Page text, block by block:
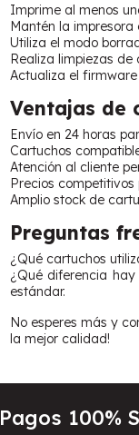
Imprime al menos
Mantén la
Utiliza el modo
Realiza limpiezas
Actualiza el
Ventajas de
Envío en 24 horas
Cartuchos
Atención al cliente
Precios
Amplio stock de
Preguntas
¿Qué cartuchos
¿Qué diferencia
estándar.
No esperes más y
la mejor calidad!
Pagos 100%